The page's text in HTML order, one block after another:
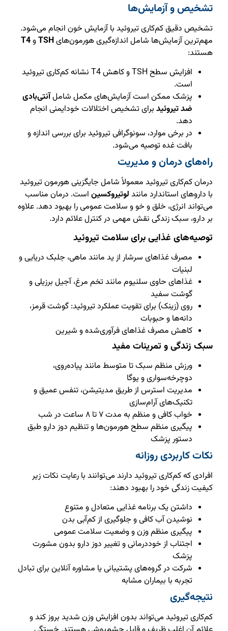
تشخیص و آزمایش‌ها
تشخیص دقیق کم‌کاری تیروئید با آزمایش خون انجام می‌شود.
مهم‌ترین آزمایش‌ها شامل اندازه‌گیری هورمون‌هایTSHوT4
هستند:
افزایش سطح TSH و کاهش T4 نشانه کم‌کاری تیروئید
است.
پزشک ممکن است آزمایش‌های مکمل شاملآنتی‌بادی
ضد تیروئید برای تشخیص اختلالات خودایمنی انجام
دهد.
در برخی موارد، سونوگرافی تیروئید برای بررسی اندازه و
بافت غده توصیه می‌شود.
راه‌های درمان و مدیریت
درمان کم‌کاری تیروئید معمولاً شامل جایگزینی هورمون تیروئید
با داروهای استاندارد مانند لوتیروکسین است. درمان مناسب
می‌تواند انرژی، خلق و خو و سلامت عمومی را بهبود دهد. علاوه
بر دارو، سبک زندگی نقش مهمی در کنترل علائم دارد.
توصیه‌های غذایی برای سلامت تیروئید
مصرف غذاهای سرشار از ید مانند ماهی، جلبک دریایی و
لبنیات
غذاهای حاوی سلنیوم مانند تخم مرغ، آجیل برزیلی و
گوشت سفید
روی (زینک) برای تقویت عملکرد تیروئید: گوشت قرمز،
دانه‌ها و حبوبات
کاهش مصرف غذاهای فرآوری‌شده و شیرین
سبک زندگی و تمرینات مفید
ورزش منظم سبک تا متوسط مانند پیاده‌روی،
دوچرخه‌سواری و یوگا
مدیریت استرس از طریق مدیتیشن، تنفس عمیق و
تکنیک‌های آرام‌سازی
خواب کافی و منظم به مدت ۷ تا ۸ ساعت در شب
پیگیری منظم سطح هورمون‌ها و تنظیم دوز دارو طبق
دستور پزشک
نکات کاربردی روزانه
افرادی که کم‌کاری تیروئید دارند می‌توانند با رعایت نکات زیر
کیفیت زندگی خود را بهبود دهند:
داشتن یک برنامه غذایی متعادل و متنوع
نوشیدن آب کافی و جلوگیری از کم‌آبی بدن
پیگیری منظم وزن و وضعیت سلامت عمومی
اجتناب از خوددرمانی و تغییر دوز دارو بدون مشورت
پزشک
شرکت در گروه‌های پشتیبانی یا مشاوره آنلاین برای تبادل
تجربه با بیماران مشابه
نتیجه‌گیری
کم‌کاری تیروئید می‌تواند بدون افزایش وزن شدید بروز کند و